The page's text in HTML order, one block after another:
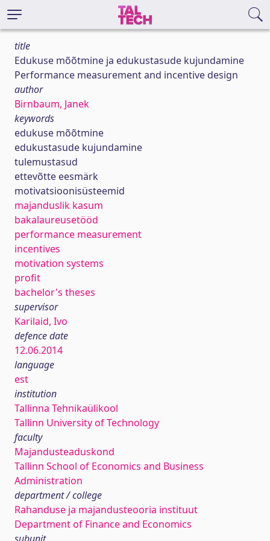
title
Edukuse mõõtmine ja edukustasude kujundamine
Performance measurement and incentive design
author
Birnbaum, Janek
keywords
edukuse mõõtmine
edukustasude kujundamine
tulemustasud
ettevõtte eesmärk
motivatsioonisüsteemid
majanduslik kasum
bakalaureusetööd
performance measurement
incentives
motivation systems
profit
bachelor's theses
supervisor
Karilaid, Ivo
defence date
12.06.2014
language
est
institution
Tallinna Tehnikaülikool
Tallinn University of Technology
faculty
Majandusteaduskond
Tallinn School of Economics and Business
Administration
department / college
Rahanduse ja majandusteooria instituut
Department of Finance and Economics